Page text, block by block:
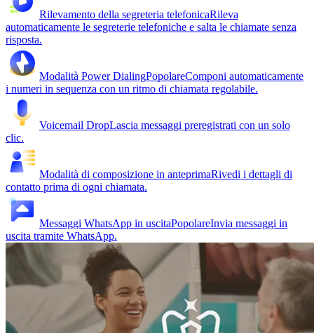
Rilevamento della segreteria telefonicaRileva
automaticamente le segreterie telefoniche e salta le chiamate senza
risposta.
Modalità Power DialingPopolareComponi automaticamente
i numeri in sequenza con un ritmo di chiamata regolabile.
Voicemail DropLascia messaggi preregistrati con un solo
clic.
Modalità di composizione in anteprimaRivedi i dettagli di
contatto prima di ogni chiamata.
Messaggi WhatsApp in uscitaPopolareInvia messaggi in
uscita tramite WhatsApp.